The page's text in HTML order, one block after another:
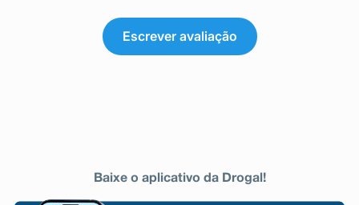
Escrever avaliação
Baixe o aplicativo da Drogal!